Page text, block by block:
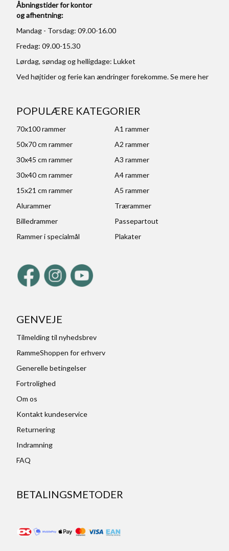
Åbningstider for kontor
og afhentning:
Mandag - Torsdag: 09.00-16.00
Fredag: 09.00-15.30
Lørdag, søndag og helligdage: Lukket
Ved højtider og ferie kan ændringer forekomme. Se mereher
POPULÆRE KATEGORIER
70x100 rammer
A1 rammer
50x70 cm rammer
A2 rammer
30x45 cm rammer
A3 rammer
30x40 cm rammer
A4 rammer
15x21 cm rammer
A5 rammer
Alurammer
Trærammer
Billedrammer
Passepartout
Rammer i specialmål
Plakater
GENVEJE
Tilmelding til nyhedsbrev
RammeShoppen for erhverv
Generelle betingelser
Fortrolighed
Om os
Kontakt kundeservice
Returnering
Indramning
FAQ
BETALINGSMETODER